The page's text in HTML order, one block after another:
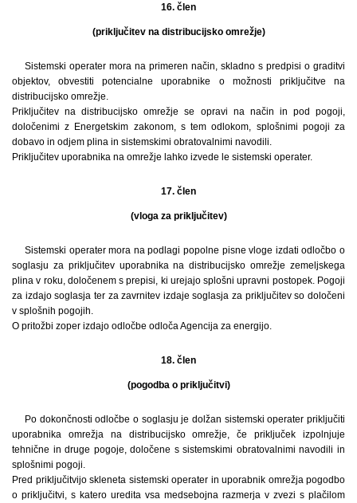
16. člen
(priključitev na distribucijsko omrežje)
Sistemski operater mora na primeren način, skladno s predpisi o graditvi
objektov, obvestiti potencialne uporabnike o možnosti priključitve na
distribucijsko omrežje.
Priključitev na distribucijsko omrežje se opravi na način in pod pogoji,
določenimi z Energetskim zakonom, s tem odlokom, splošnimi pogoji za
dobavo in odjem plina in sistemskimi obratovalnimi navodili.
Priključitev uporabnika na omrežje lahko izvede le sistemski operater.
17. člen
(vloga za priključitev)
Sistemski operater mora na podlagi popolne pisne vloge izdati odločbo o
soglasju za priključitev uporabnika na distribucijsko omrežje zemeljskega
plina v roku, določenem s prepisi, ki urejajo splošni upravni postopek. Pogoji
za izdajo soglasja ter za zavrnitev izdaje soglasja za priključitev so določeni
v splošnih pogojih.
O pritožbi zoper izdajo odločbe odloča Agencija za energijo.
18. člen
(pogodba o priključitvi)
Po dokončnosti odločbe o soglasju je dolžan sistemski operater priključiti
uporabnika omrežja na distribucijsko omrežje, če priključek izpolnjuje
tehnične in druge pogoje, določene s sistemskimi obratovalnimi navodili in
splošnimi pogoji.
Pred priključitvijo skleneta sistemski operater in uporabnik omrežja pogodbo
o priključitvi, s katero uredita vsa medsebojna razmerja v zvezi s plačilom